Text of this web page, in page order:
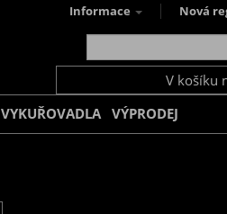
Informace Nová
V košíku
VYKUŘOVADLA VÝPRODEJ